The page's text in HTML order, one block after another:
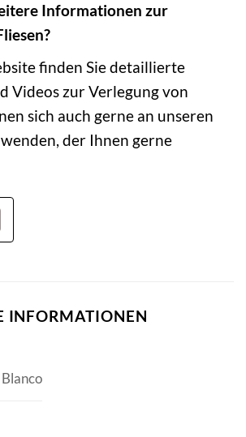
Informationen zur
finden Sie detaillierte
Videos zur Verlegung von
sich auch gerne an unseren
der Ihnen gerne
INFORMATIONEN